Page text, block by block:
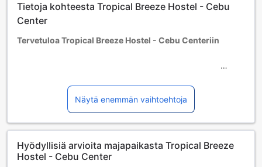
Tietoja kohteesta Tropical Breeze Hostel - Cebu
Center
Tervetuloa Tropical Breeze Hostel - Cebu Centeriin
mukautuva kahden tähden hotelli, joka sijaitsee vain yhden
kilometrin päässä Cebu Cityn keskustasta. Tämä moderni
majapaikka, joka avattiin vuonna 2015, tarjoaa erinomaiset
puitteet niin liikematkailijoille kuin lomailijoillekin. Hotelli on
helposti saavutettavissa, sillä se sijaitsee vain 15 minuutin
ajomatkan päässä Cebu–Mactanin kansainväliseltä
lentokentältä, mikä tekee siitä täydellisen valinnan kiireisille
Näytä enemmän vaihtoehtoja
Hyödyllisiä arvioita majapaikasta Tropical Breeze
Hostel - Cebu Center